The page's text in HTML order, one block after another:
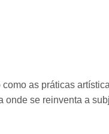
as práticas
onde se reinventa a